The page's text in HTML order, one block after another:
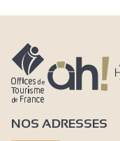
NOS ADRESSES